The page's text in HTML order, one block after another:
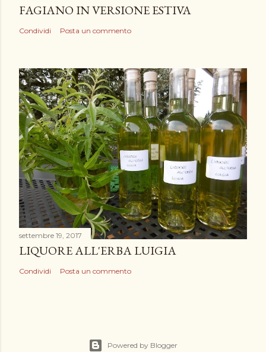
FAGIANO IN VERSIONE ESTIVA
Condividi Posta un commento
settembre 19, 2017
LIQUORE ALL'ERBA LUIGIA
Condividi Posta un commento
Powered by Blogger